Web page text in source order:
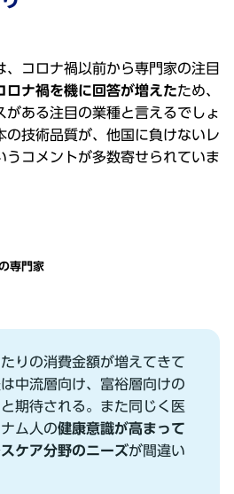
、コロナ禍以前から専⾨家の注⽬
ロナ禍を機に回答が増えたため、
がある注⽬の業種と⾔えるでしょ
の技術品質が、他国に負けないレ
うコメントが多数寄せられていま
専⾨家
りの消費⾦額が増えてきて
中流層向け、富裕層向けの
期待される。また同じく医
ム⼈の健康意識が⾼まって
ケア分野のニーズが間違い